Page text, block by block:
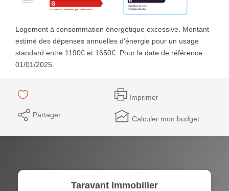
Logement à consommation énergétique excessive. Montant
estimé des dépenses annuelles d'énergie pour un usage
standard entre 1190€ et 1650€. Pour la date de référence
01/01/2025.
Imprimer
Partager Calculer mon budget
Taravant Immobilier